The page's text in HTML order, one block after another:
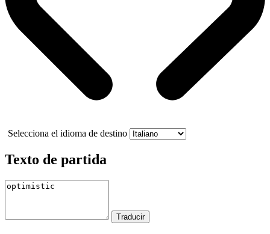
Selecciona el idioma de destino
Texto de partida